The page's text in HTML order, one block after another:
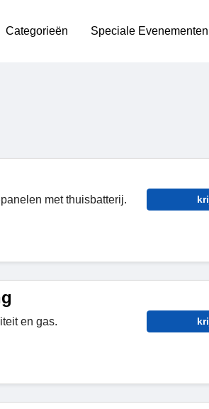
Categorieën Speciale Evenementen
met thuisbatterij.
en gas.